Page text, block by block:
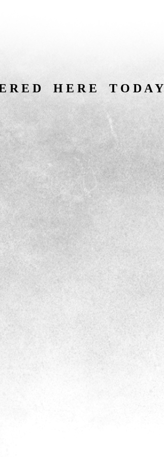
R E D H E R E T O D A Y